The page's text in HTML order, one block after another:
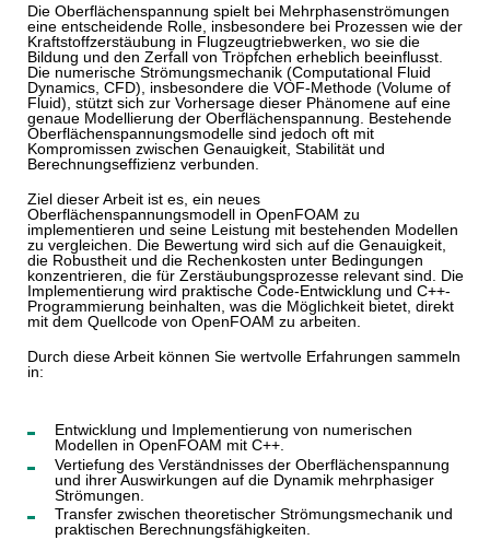
Die Oberflächenspannung spielt bei Mehrphasenströmungen
eine entscheidende Rolle, insbesondere bei Prozessen wie der
Kraftstoffzerstäubung in Flugzeugtriebwerken, wo sie die
Bildung und den Zerfall von Tröpfchen erheblich beeinflusst.
Die numerische Strömungsmechanik (Computational Fluid
Dynamics, CFD), insbesondere die VOF-Methode (Volume of
Fluid), stützt sich zur Vorhersage dieser Phänomene auf eine
genaue Modellierung der Oberflächenspannung. Bestehende
Oberflächenspannungsmodelle sind jedoch oft mit
Kompromissen zwischen Genauigkeit, Stabilität und
Berechnungseffizienz verbunden.
Ziel dieser Arbeit ist es, ein neues
Oberflächenspannungsmodell in OpenFOAM zu
implementieren und seine Leistung mit bestehenden Modellen
zu vergleichen. Die Bewertung wird sich auf die Genauigkeit,
die Robustheit und die Rechenkosten unter Bedingungen
konzentrieren, die für Zerstäubungsprozesse relevant sind. Die
Implementierung wird praktische Code-Entwicklung und C++-
Programmierung beinhalten, was die Möglichkeit bietet, direkt
mit dem Quellcode von OpenFOAM zu arbeiten.
Durch diese Arbeit können Sie wertvolle Erfahrungen sammeln
in:
Entwicklung und Implementierung von numerischen
Modellen in OpenFOAM mit C++.
Vertiefung des Verständnisses der Oberflächenspannung
und ihrer Auswirkungen auf die Dynamik mehrphasiger
Strömungen.
Transfer zwischen theoretischer Strömungsmechanik und
praktischen Berechnungsfähigkeiten.